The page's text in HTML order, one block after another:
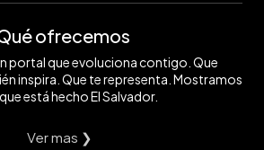
ofrecemos
portal que evoluciona contigo. Que
inspira. Que te representa. Mostramos
está hecho El Salvador.
Ver mas ❯